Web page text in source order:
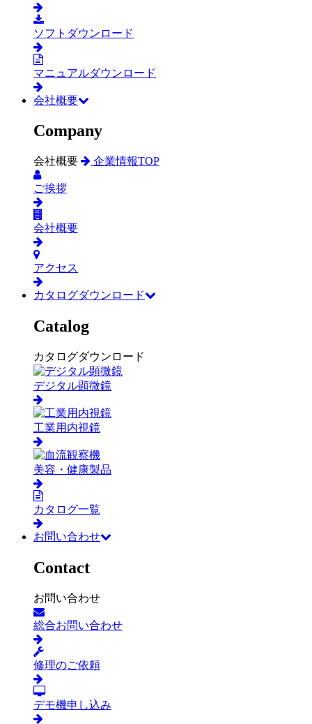
ソフトダウンロード
マニュアルダウンロード
会社概要
Company
会社概要 企業情報TOP
ご挨拶
会社概要
アクセス
カタログダウンロード
Catalog
カタログダウンロード
デジタル顕微鏡
工業用内視鏡
美容・健康製品
カタログ一覧
お問い合わせ
Contact
お問い合わせ
総合お問い合わせ
修理のご依頼
デモ機申し込み